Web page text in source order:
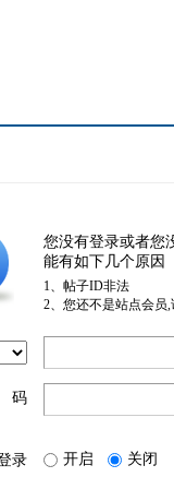
您没有登录或者您
能有如下几个原因
1、帖子ID非法
2、您还不是站点会员
码
录 开启 关闭